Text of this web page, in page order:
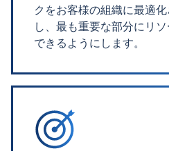
クをお客様の組織に最適
し、最も重要な部分にリ
できるようにします。